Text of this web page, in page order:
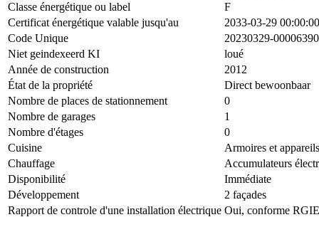
Classe énergétique ou label
F
Certificat énergétique valable jusqu'au
2033-03-29 00:00:00
Code Unique
20230329-
Niet geindexeerd KI
loué
Année de construction
2012
État de la propriété
Direct bewoonbaar
Nombre de places de stationnement
0
Nombre de garages
1
Nombre d'étages
0
Cuisine
Armoires et appareils
Chauffage
Accumulateurs
Disponibilité
Immédiate
Développement
2 façades
Rapport de controle d'une installation électrique Oui, conforme RGIE